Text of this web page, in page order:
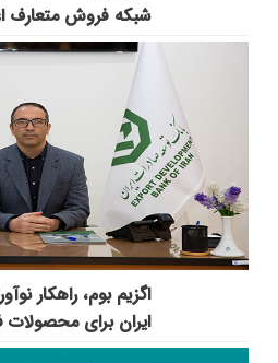
شبکه فروش متعارف
اگزیم بوم، راهکار
ایران برای محصولات